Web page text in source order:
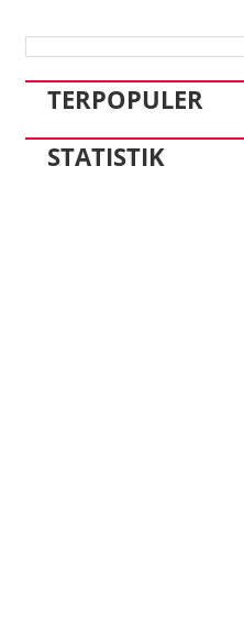
TERPOPULER
STATISTIK